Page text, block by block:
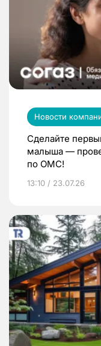
Новости
Сделайте
малыша —
по ОМС!
13:10 / 23.07.26